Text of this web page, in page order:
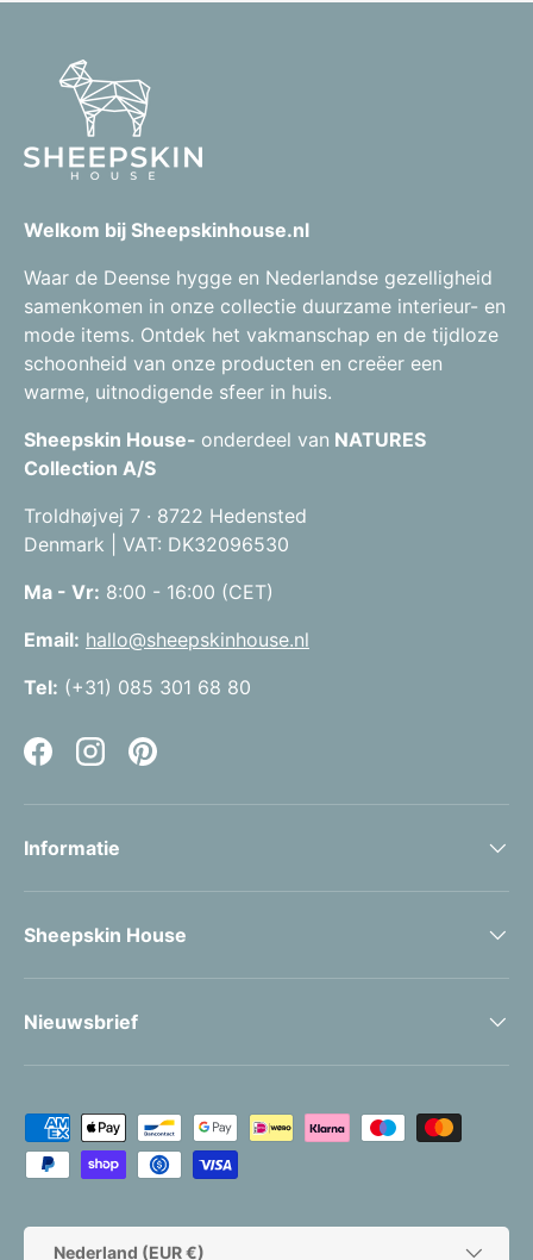
Welkom bij Sheepskinhouse.nl
Waar de Deense hygge en Nederlandse gezelligheid
samenkomen in onze collectie duurzame interieur- en
mode items. Ontdek het vakmanschap en de tijdloze
schoonheid van onze producten en creëer een
warme, uitnodigende sfeer in huis.
Sheepskin House- onderdeel van NATURES
Collection A/S
Troldhøjvej 7 · 8722 Hedensted
Denmark | VAT: DK32096530
Ma - Vr: 8:00 - 16:00 (CET)
Email: hallo@sheepskinhouse.nl
Tel: (+31) 085 301 68 80
FacebookInstagramPinterest
Informatie
Sheepskin House
Nieuwsbrief
Geaccepteerde betaalmethoden
Nederland (EUR €)